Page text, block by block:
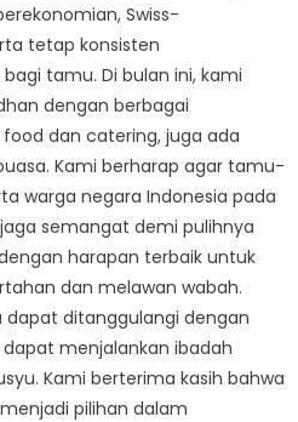
Swiss-
tetap konsisten
tamu. Di bulan ini, kami
dengan berbagai
dan catering, juga ada
Kami berharap agar tamu-
warga negara Indonesia pada
semangat demi pulihnya
harapan terbaik untuk
dan melawan wabah.
ditanggulangi dengan
menjalankan ibadah
Kami berterima kasih bahwa
pilihan dalam